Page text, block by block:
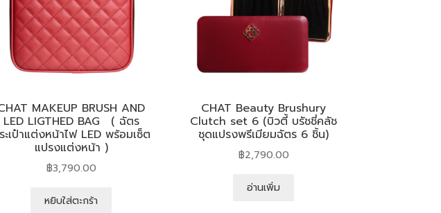
MAKEUP BRUSH AND
LED LIGTHED BAG ( ฉัตร
ะเป๋าแต่งหน้าไฟ LED พร้อมเซ็ต
แปรงแต่งหน้า )
฿3,790.00
หยิบใส่ตะกร้า
CHAT Beauty Brushury
Clutch set 6 (บิวตี้ บรัชชี่คลัช
ชุดแปรงพรีเมียมฉัตร 6 ชิ้น)
฿2,790.00
อ่านเพิ่ม